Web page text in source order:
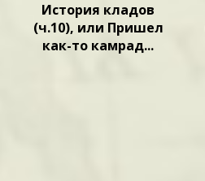
История кладов
(ч.10), или Пришел
как-то камрад...